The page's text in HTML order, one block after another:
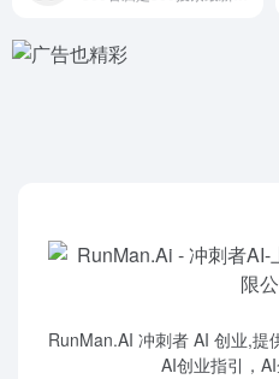
RunMan.AI 冲刺者 AI 创业,提
AI创业指引，